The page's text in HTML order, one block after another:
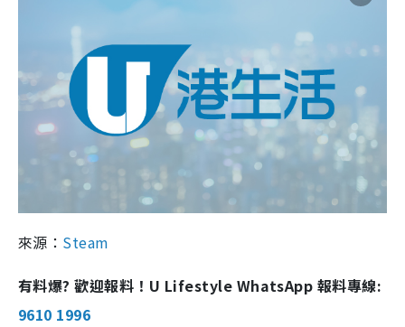
來源： Steam
有料爆? 歡迎報料！U Lifestyle WhatsApp 報料專線:
9610 1996